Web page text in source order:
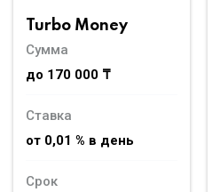
Turbo Money
Сумма
до 170 000 ₸
Ставка
от 0,01 % в день
Срок